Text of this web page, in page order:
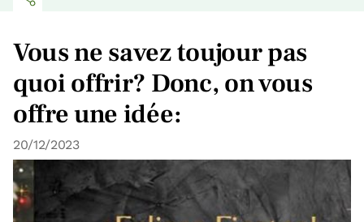
Vous ne savez toujour pas
quoi offrir? Donc, on vous
offre une idée:
20/12/2023